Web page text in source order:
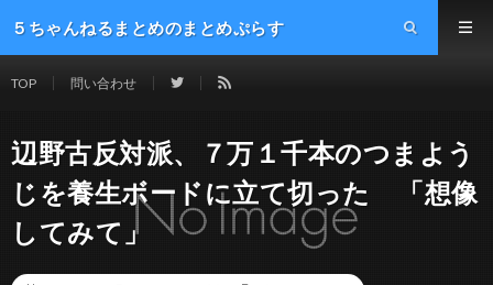
５ちゃんねるまとめのまとめぷらす
TOP 問い合わせ
辺野古反対派、７万１千本のつまよう
じを養生ボードに立て切った 「想像
してみて」